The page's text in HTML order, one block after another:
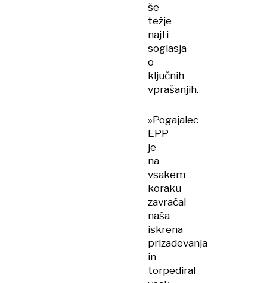
še
težje
najti
soglasja
o
ključnih
vprašanjih.
»Pogajalec
EPP
je
na
vsakem
koraku
zavračal
naša
iskrena
prizadevanja
in
torpediral